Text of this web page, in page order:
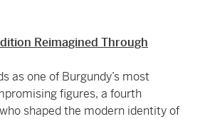
Reimagined Through
as one of Burgundy’s most
figures, a fourth
shaped the modern identity of